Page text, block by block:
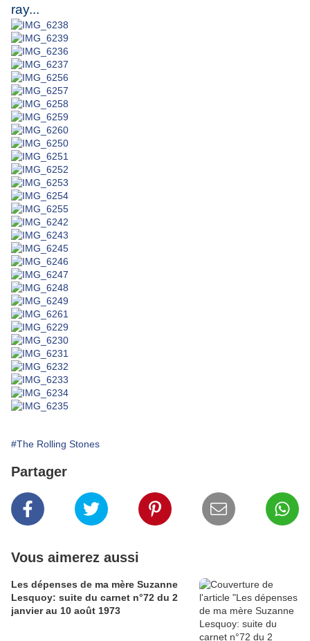
ray...
#The Rolling Stones
Partager
Vous aimerez aussi
Les dépenses de ma mère Suzanne
Lesquoy: suite du carnet n°72 du 2
janvier au 10 août 1973